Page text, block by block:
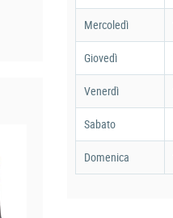
Mercoledì
Giovedì
Venerdì
Sabato
Domenica